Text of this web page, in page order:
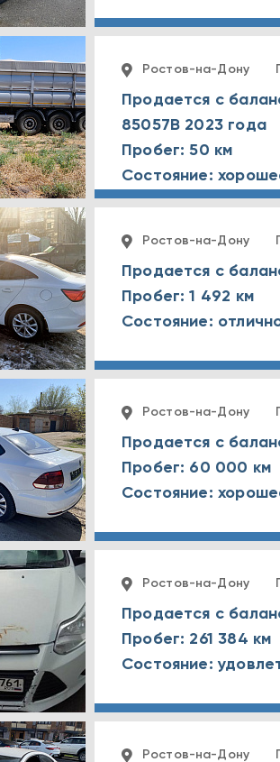
Ростов-на-Дону
Продается с
85057В 2023 года
Пробег: 50 км
Состояние:
Ростов-на-Дону
Продается с
Пробег: 1 492 км
Состояние:
Ростов-на-Дону
Продается с
Пробег: 60 000 км
Состояние:
Ростов-на-Дону
Продается с
Пробег: 261 384 км
Состояние:
Ростов-на-Дону